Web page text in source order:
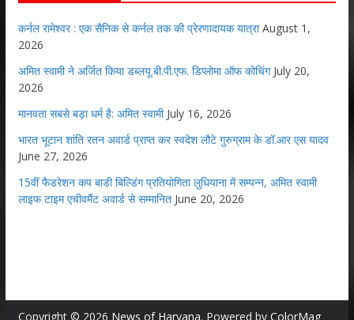
कर्नल रामेश्वर : एक सैनिक से कर्नल तक की प्रेरणादायक यात्रा August 1,
2026
अमित स्वामी ने अर्जित किया डब्लयू.बी.पी.एफ. डिप्लोमा ऑफ कोचिंग July 20,
2026
मानवता सबसे बड़ा धर्म है: अमित स्वामी July 16, 2026
भारत भूटान शांति रतन अवार्ड प्राप्त कर स्वदेश लौटे गुरुग्राम के डॉ.आर एस यादव
June 27, 2026
15वीं फैडरेशन कप बाडी बिल्डिंग प्रतियोगिता लुधियाना में सम्पन्न, अमित स्वामी
लाइफ टाइम एचीवमैंट अवार्ड से सम्मानित June 20, 2026
Copyright © 2026 News of Haryana. Powered by ColorMag